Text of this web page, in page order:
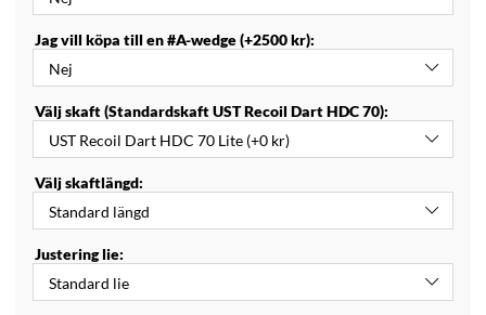
Jag vill köpa till en #A-wedge (+2500 kr):
Välj skaft (Standardskaft UST Recoil Dart HDC 70):
Välj skaftlängd:
Justering lie: